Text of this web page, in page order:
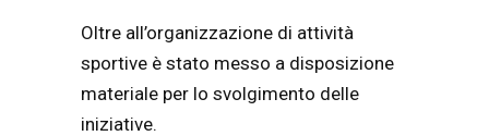
Oltre all’organizzazione di attività
sportive è stato messo a disposizione
materiale per lo svolgimento delle
iniziative.